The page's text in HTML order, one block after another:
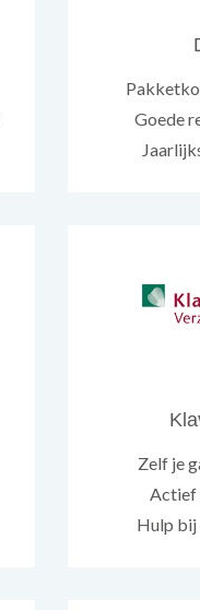
Goede
Zelf je
Actief
Hulp bij